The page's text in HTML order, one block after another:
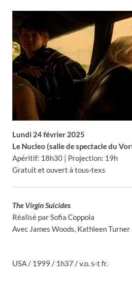
Lundi 24 février 2025
Le Nucleo (salle de spectacle du
Apéritif: 18h30 | Projection: 19h
Gratuit et ouvert à tous·texs
The Virgin Suicides
Réalisé par Sofia Coppola
Avec James Woods, Kathleen
USA / 1999 / 1h37 / v.o. s-t fr.